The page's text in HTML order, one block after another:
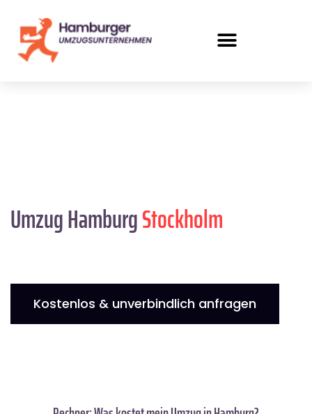
Umzug HamburgStockholm
Kostenlos & unverbindlich anfragen